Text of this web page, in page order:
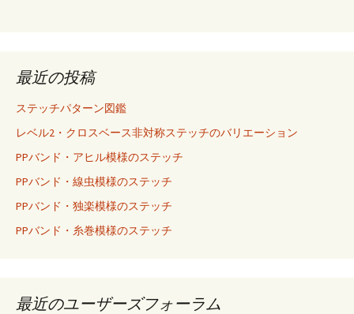
最近の投稿
ステッチパターン図鑑
レベル2・クロスベース非対称ステッチのバリエーション
PPバンド・アヒル模様のステッチ
PPバンド・線虫模様のステッチ
PPバンド・独楽模様のステッチ
PPバンド・糸巻模様のステッチ
最近のユーザーズフォーラム